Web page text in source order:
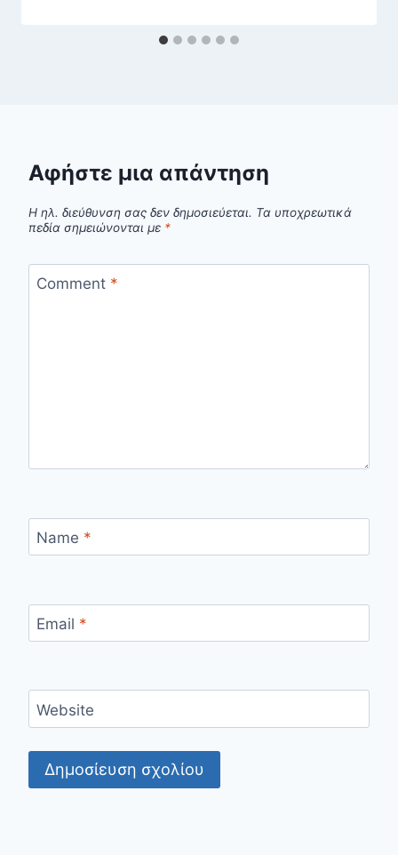
Αφήστε μια απάντηση
Η ηλ. διεύθυνση σας δεν δημοσιεύεται. Τα υποχρεωτικά
πεδία σημειώνονται με *
Comment *
Name *
Email *
Website